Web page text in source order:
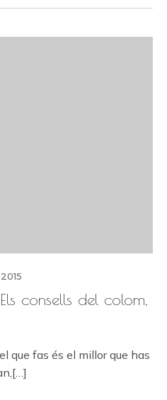
consells del colom,
que fas és el millor que has